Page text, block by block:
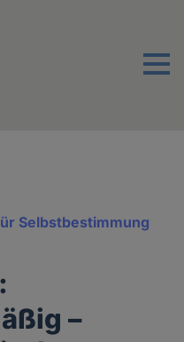
Menu
Selbstbestimmung
–